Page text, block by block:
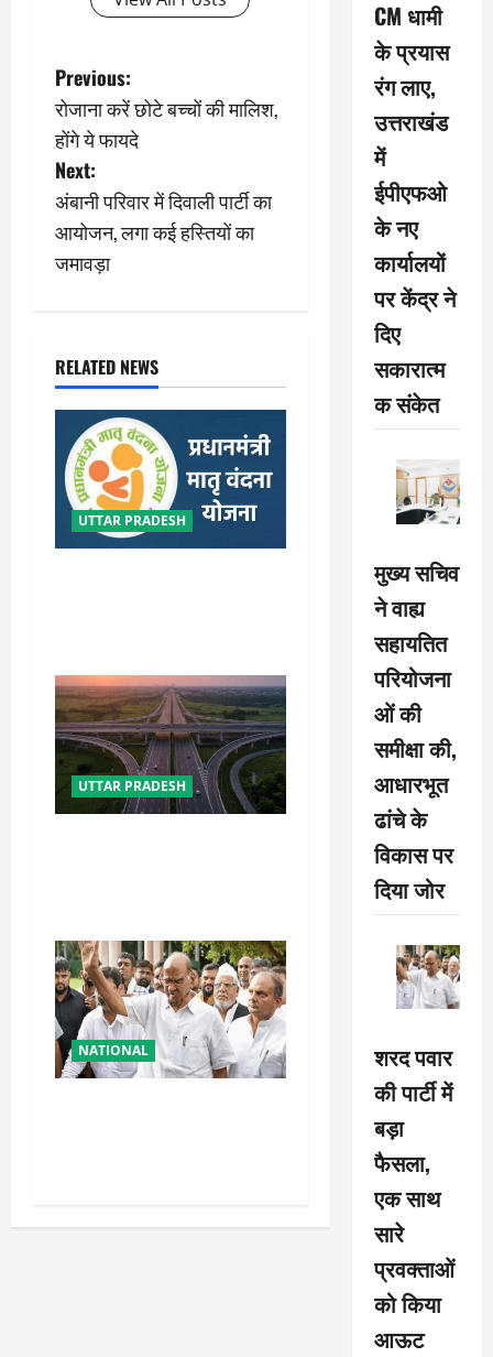
P
o
s
t
n
v
i
g
a
t
n
Previous:
रोजाना करें छोटे बच्चों की मालिश,
होंगे ये फायदे
Next:
अंबानी परिवार में दिवाली पार्टी का
आयोजन, लगा कई हस्तियों का
जमावड़ा
RELATED NEWS
UTTAR PRADESH
UTTAR PRADESH
NATIONAL
CM धामी
के प्रयास
रंग लाए,
उत्तराखंड
में
ईपीएफओ
के नए
कार्यालयों
पर केंद्र ने
दिए
सकारात्म
क संकेत
मुख्य सचिव
ने वाह्य
सहायतित
परियोजना
ओं की
समीक्षा की,
आधारभूत
ढांचे के
विकास पर
दिया जोर
शरद पवार
की पार्टी में
बड़ा
फैसला,
एक साथ
सारे
प्रवक्ताओं
को किया
आऊट